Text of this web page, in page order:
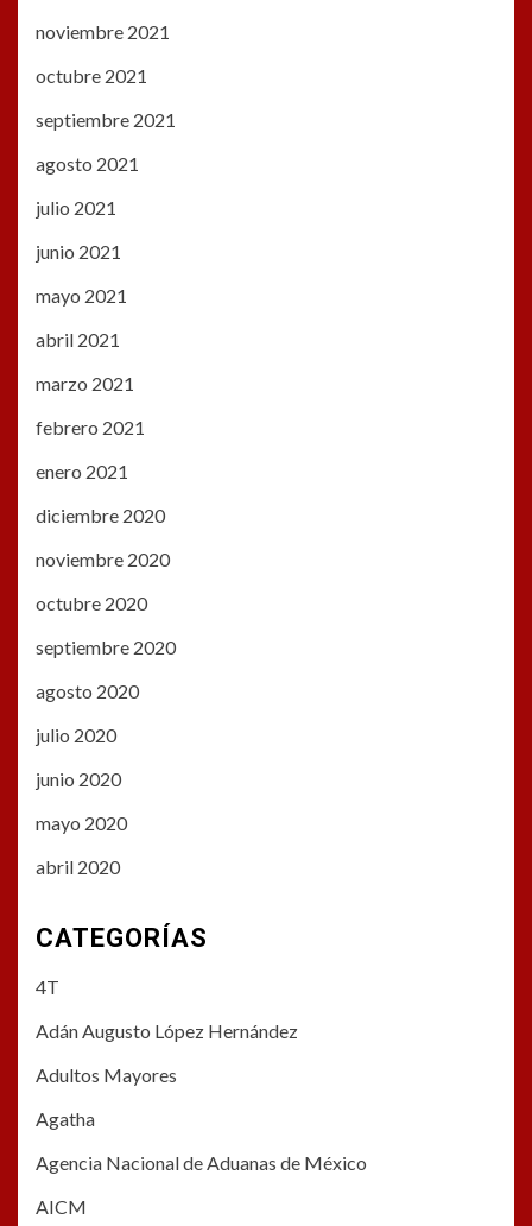
noviembre 2021
octubre 2021
septiembre 2021
agosto 2021
julio 2021
junio 2021
mayo 2021
abril 2021
marzo 2021
febrero 2021
enero 2021
diciembre 2020
noviembre 2020
octubre 2020
septiembre 2020
agosto 2020
julio 2020
junio 2020
mayo 2020
abril 2020
CATEGORÍAS
4T
Adán Augusto López Hernández
Adultos Mayores
Agatha
Agencia Nacional de Aduanas de México
AICM